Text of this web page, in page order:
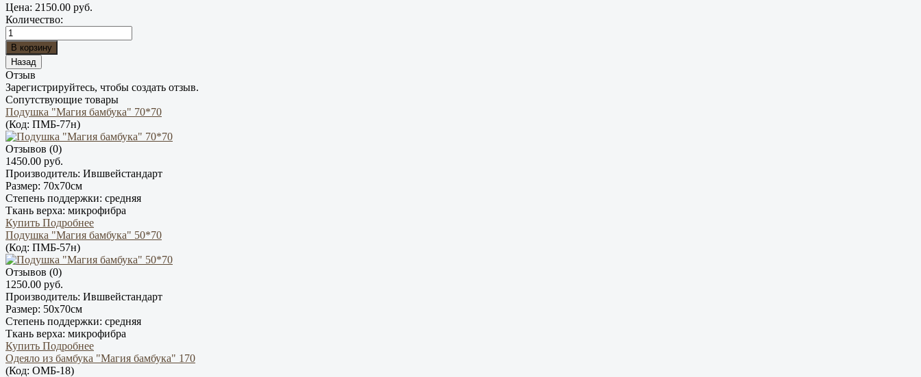
Цена: 2150.00 руб.
Количество:
Отзыв
Зарегистрируйтесь, чтобы создать отзыв.
Сопутствующие товары
Подушка "Магия бамбука" 70*70
(Код: ПМБ-77н)
Отзывов (0)
1450.00 руб.
Производитель: Ившвейстандарт
Размер: 70х70см
Степень поддержки: средняя
Ткань верха: микрофибра
Купить Подробнее
Подушка "Магия бамбука" 50*70
(Код: ПМБ-57н)
Отзывов (0)
1250.00 руб.
Производитель: Ившвейстандарт
Размер: 50х70см
Степень поддержки: средняя
Ткань верха: микрофибра
Купить Подробнее
Одеяло из бамбука "Магия бамбука" 170
(Код: ОМБ-18)